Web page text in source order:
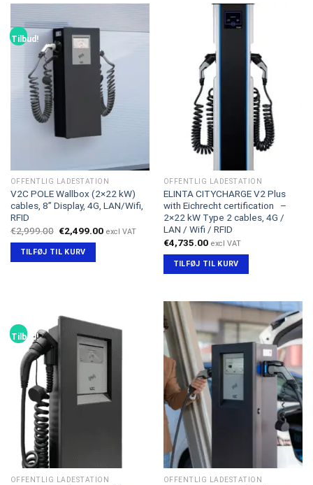
Tilbud!
OFFENTLIG LADESTATION
V2C POLE Wallbox (2×22 kW)
cables, 8” Display, 4G, LAN/Wifi,
RFID
€2,999.00 Den
oprindelige
pris
var:
€2,999.00.
€2,499.00Den
excl VAT
TILFØJ TIL KURV
OFFENTLIG LADESTATION
ELINTA CITYCHARGE V2 Plus
with Eichrecht certification –
2×22 kW Type 2 cables, 4G /
LAN / Wifi / RFID
€4,735.00 excl VAT
TILFØJ TIL KURV
Tilbud!
OFFENTLIG LADESTATION OFFENTLIG LADESTATION